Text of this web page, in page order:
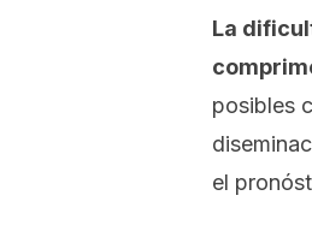
La
posibles
el